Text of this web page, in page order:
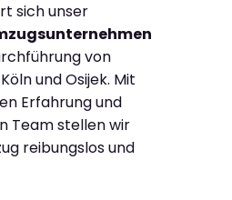
sich unser
von
und Osijek. Mit
Erfahrung und
Team stellen wir
reibungslos und